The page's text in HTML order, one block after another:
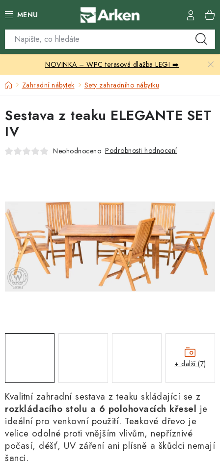
na
Skleníky
Zahradní přístřešky
Zahradní nábytek
Grily a ohniště
NOVINKA – WPC terasová dlažba LEGI ➡️
DomůZahradní nábytek Sety zahradního nábytku
Kvalitní zahradní sestava z teaku skládající se z
rozkládacího stolu a 6 polohovacích křesel je
ideální pro venkovní použití. Teakové dřevo je
velice odolné proti vnějším vlivům, nepříznivé
počasí, déšť, UV záření ani plísně a škůdci nemají
šanci.
Sestava z teaku ELEGANTE SET
IV
Neohodnoceno Podrobnosti hodnocení
+ další (7)